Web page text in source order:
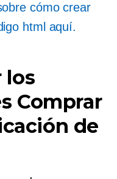
cómo crear
html aquí.
los
Comprar
de